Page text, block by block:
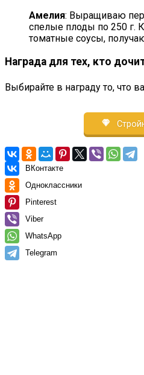
Амелия: Выращиваю
спелые плоды по 250 г.
томатные соусы,
Награда для тех, кто
Выбирайте в награду то, что
ВКонтакте
Одноклассники
Pinterest
Viber
WhatsApp
Telegram